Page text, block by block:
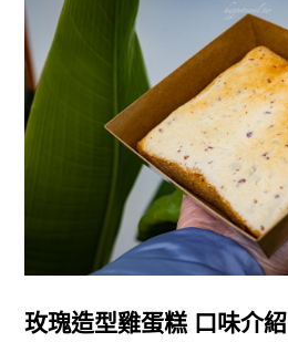
玫瑰造型雞蛋糕 口味介紹